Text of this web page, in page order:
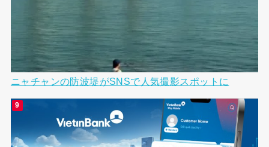
ニャチャンの防波堤がSNSで人気撮影スポットに